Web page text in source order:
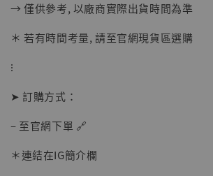
→ 僅供參考, 以廠商實際出貨時間為準
＊ 若有時間考量, 請至官網現貨區選購
⁝
➤ 訂購方式：
– 至官網下單 🔗
＊連結在IG簡介欄